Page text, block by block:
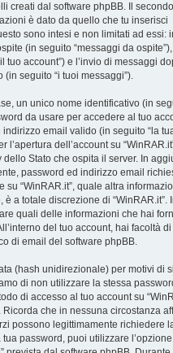
creati dal software phpBB. Il
è dato da quello che tu inserisci
sono intesi e non limitati ad essi:
(in seguito “messaggi da
tuo account”) e l’invio di messaggi
(in seguito “i tuoi messaggi”).
un unico nome identificativo (in
da usare per accedere al tuo
indirizzo email valido (in seguito “la
l’apertura dell’account su
Stato che ospita il server. In
password ed indirizzo email
su “WinRAR.it”, quale altra
a totale discrezione di “WinRAR.it”.
quali delle informazioni che hai
del tuo account, hai facoltà
di email del software phpBB.
(hash unidirezionale) per motivi di
di non utilizzare la stessa
di accesso al tuo account su
che in nessuna circostanza
possono legittimamente richiedere
password, puoi utilizzare l’opzione